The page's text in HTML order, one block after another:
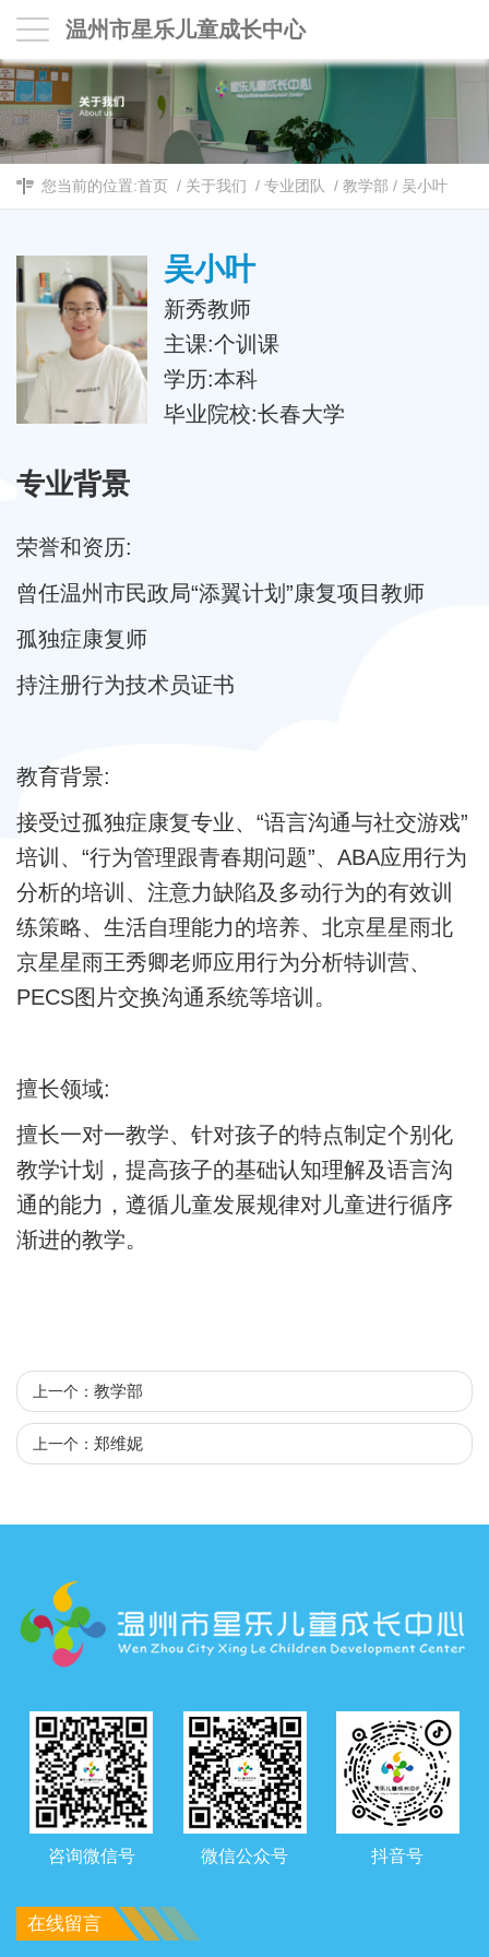
温州市星乐儿童成长中心
您当前的位置:首页 / 关于我们 / 专业团队 / 教学部 / 吴小叶
吴小叶
新秀教师
主课:个训课
学历:本科
毕业院校:长春大学
专业背景
荣誉和资历:
曾任温州市民政局“添翼计划”康复项目教师
孤独症康复师
持注册行为技术员证书
教育背景:
接受过孤独症康复专业、“语言沟通与社交游戏”
培训、“行为管理跟青春期问题”、ABA应用行为
分析的培训、注意力缺陷及多动行为的有效训
练策略、生活自理能力的培养、北京星星雨北
京星星雨王秀卿老师应用行为分析特训营、
PECS图片交换沟通系统等培训。
擅长领域:
擅长一对一教学、针对孩子的特点制定个别化
教学计划，提高孩子的基础认知理解及语言沟
通的能力，遵循儿童发展规律对儿童进行循序
渐进的教学。
上一个： 教学部
上一个： 郑维妮
咨询微信号 微信公众号 抖音号
在线留言